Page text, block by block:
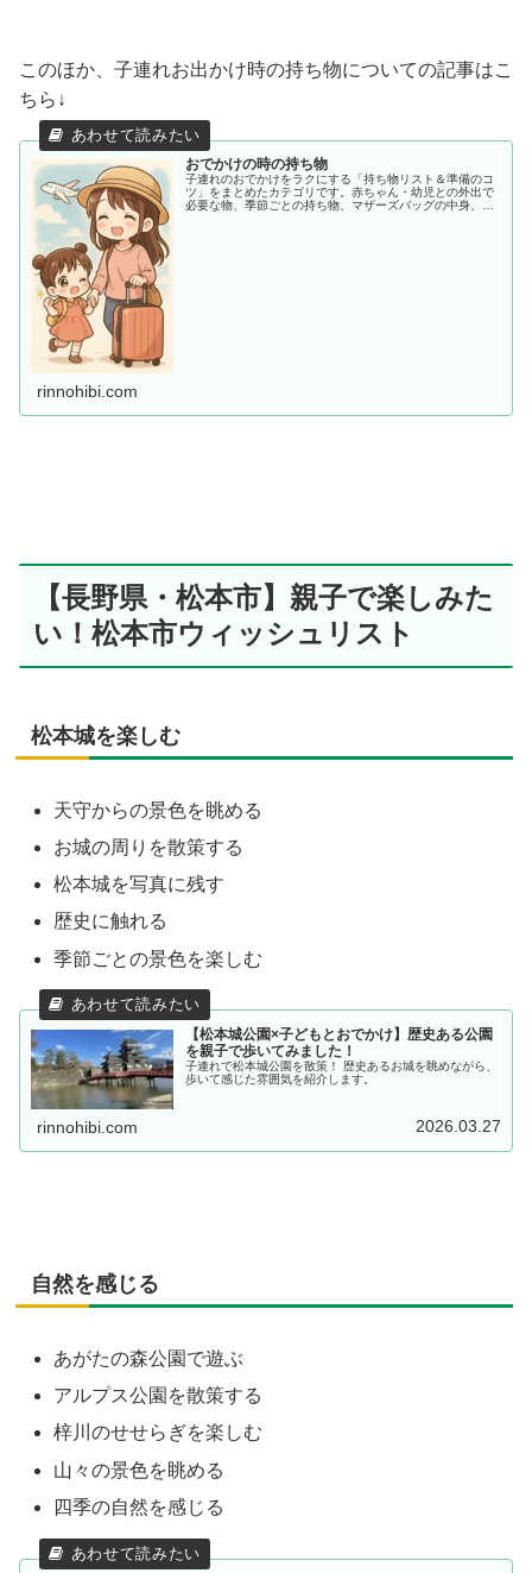
このほか、子連れお出かけ時の持ち物についての記事はこ
ちら↓
おでかけの時の持ち物
子連れのおでかけをラクにする「持ち物リスト＆準備のコ
ツ」をまとめたカテゴリです。赤ちゃん・幼児との外出で
必要な物、季節ごとの持ち物、マザーズバッグの中身、あ
rinnohibi.com
【長野県・松本市】親子で楽しみた
い！松本市ウィッシュリスト
松本城を楽しむ
天守からの景色を眺める
お城の周りを散策する
松本城を写真に残す
歴史に触れる
季節ごとの景色を楽しむ
【松本城公園×子どもとおでかけ】歴史ある公園
を親子で歩いてみました！
子連れで松本城公園を散策！ 歴史あるお城を眺めながら、
歩いて感じた雰囲気を紹介します。
rinnohibi.com 2026.03.27
自然を感じる
あがたの森公園で遊ぶ
アルプス公園を散策する
梓川のせせらぎを楽しむ
山々の景色を眺める
四季の自然を感じる